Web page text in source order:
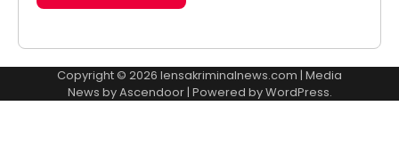
Copyright © 2026 lensakriminalnews.com | Media
News byAscendoor| Powered byWordPress.